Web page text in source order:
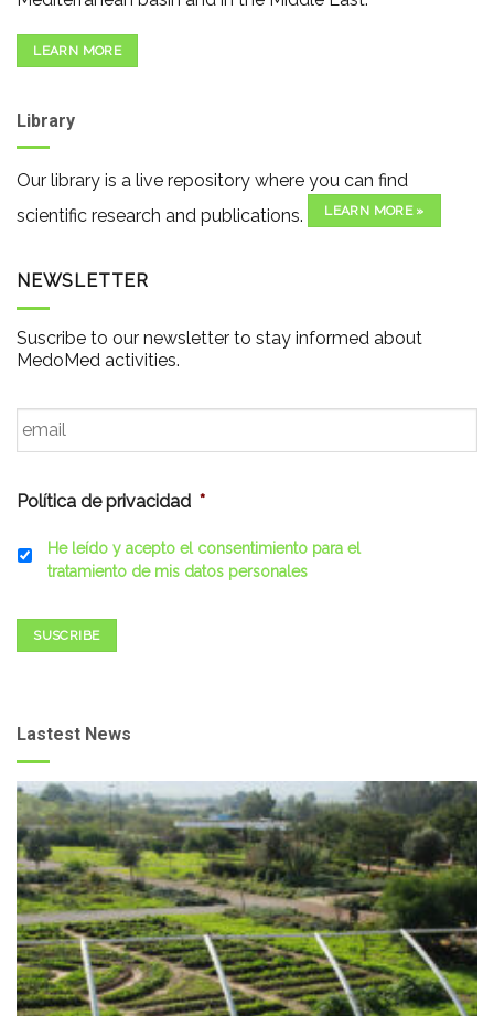
LEARN MORE
Library
Our library is a live repository where you can find
scientific research and publications.
LEARN MORE »
NEWSLETTER
Suscribe to our newsletter to stay informed about
MedoMed activities.
Email *
Política de privacidad *
He leído y acepto el consentimiento para el
tratamiento de mis datos personales
SUSCRIBE
Lastest News